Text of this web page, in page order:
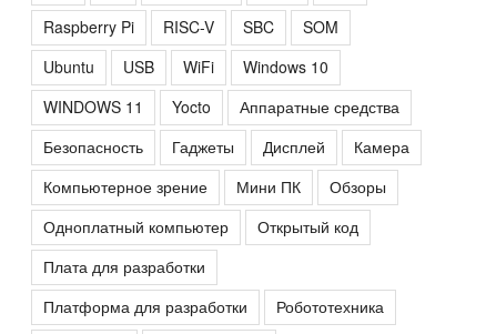
Raspberry Pi
RISC-V SBC
SOM
Ubuntu
USB WiFi
Windows 10
WINDOWS 11
Yocto
Аппаратные средства
Безопасность
Гаджеты Дисплей
Камера
Компьютерное зрение
Мини ПК
Обзоры
Одноплатный компьютер
Открытый код
Плата для разработки
Платформа для разработки
Робототехника